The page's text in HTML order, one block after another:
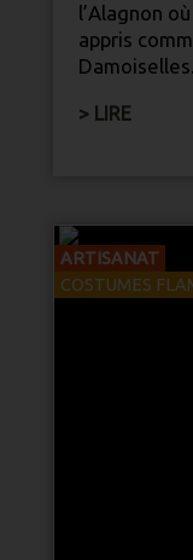
l’Alagnon
appris
Damoiselles.
> LIRE
ARTISANAT
COSTUMES